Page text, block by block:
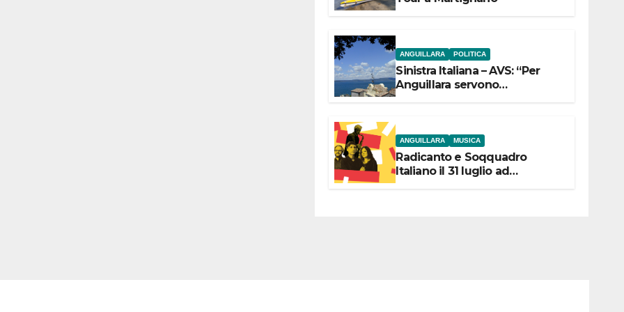
ANGUILLARA POLITICA
Sinistra Italiana – AVS: “Per
Anguillara servono
ANGUILLARA MUSICA
Radicanto e Soqquadro
Italiano il 31 luglio ad